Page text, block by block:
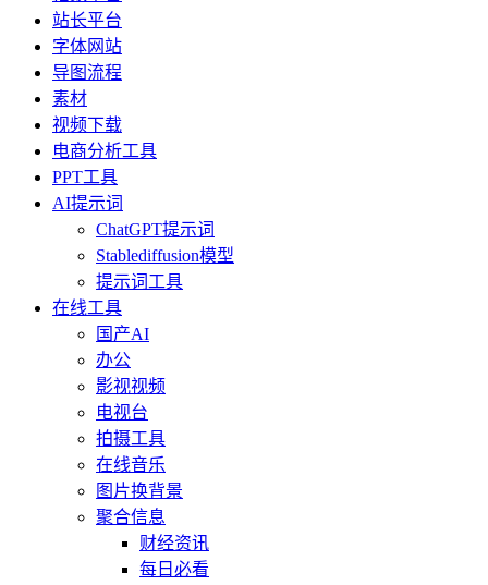
站长平台
字体网站
导图流程
素材
视频下载
电商分析工具
PPT工具
AI提示词
ChatGPT提示词
Stablediffusion模型
提示词工具
在线工具
国产AI
办公
影视视频
电视台
拍摄工具
在线音乐
图片换背景
聚合信息
财经资讯
每日必看